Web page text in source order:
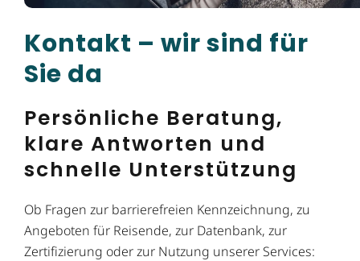
Kontakt – wir sind für
Sie da
Persönliche Beratung,
klare Antworten und
schnelle Unterstützung
Ob Fragen zur barrierefreien Kennzeichnung, zu
Angeboten für Reisende, zur Datenbank, zur
Zertifizierung oder zur Nutzung unserer Services: